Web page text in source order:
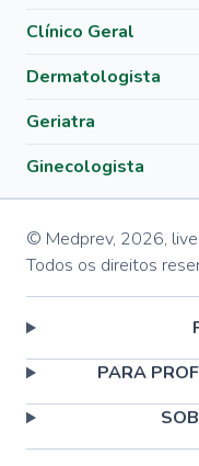
Clínico Geral
Dermatologista
Geriatra
Ginecologista
© Medprev, 2026, live
Todos os direitos
PARA